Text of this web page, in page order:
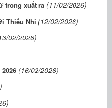
trong xuất ra (11/02/2026)
Thiếu Nhi (12/02/2026)
02/2026)
(16/02/2026)